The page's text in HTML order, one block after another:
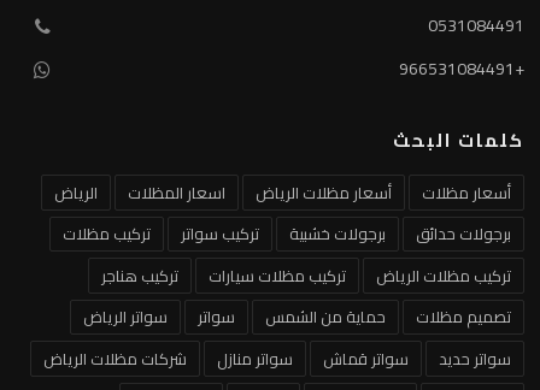
0531084491
+966531084491
كلمات البحث
أسعار مظلات أسعار مظلات الرياض اسعار المظلات
الرياض
برجولات حدائق
برجولات خشبية تركيب سواتر
تركيب مظلات
تركيب مظلات الرياض
تركيب مظلات سيارات
تركيب هناجر
تصميم مظلات
حماية من الشمس سواتر
سواتر الرياض
سواتر حديد
سواتر قماش سواتر منازل
شركات مظلات الرياض